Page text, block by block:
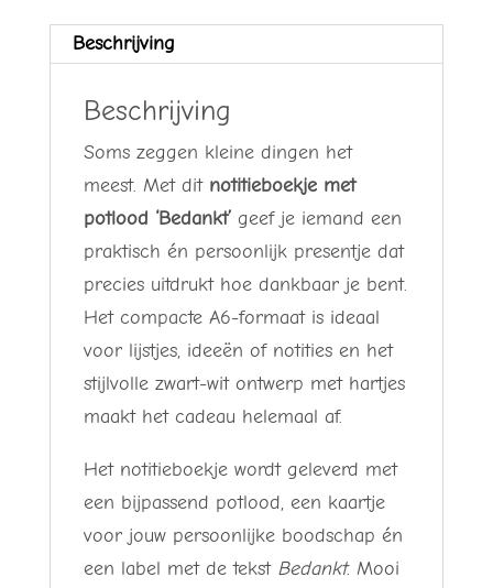
cadeau
met
waardering
aantal
Beschrijving
Beschrijving
Soms zeggen kleine dingen het
meest. Met dit notitieboekje met
potlood ‘Bedankt’geef je iemand een
praktisch én persoonlijk presentje dat
precies uitdrukt hoe dankbaar je bent.
Het compacte A6-formaat is ideaal
voor lijstjes, ideeën of notities en het
stijlvolle zwart-wit ontwerp met hartjes
maakt het cadeau helemaal af.
Het notitieboekje wordt geleverd met
een bijpassend potlood, een kaartje
voor jouw persoonlijke boodschap én
een label met de tekst Bedankt. Mooi